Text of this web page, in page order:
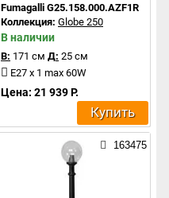
Fumagalli G25.158.000.AZF1R
Коллекция: Globe 250
В наличии
В: 171 см Д: 25 см
E27 x 1 max 60W
Цена: 21 939 Р.
Купить
163475